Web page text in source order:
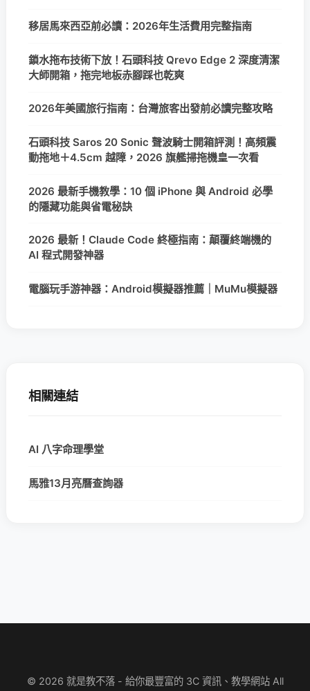
移居馬來西亞前必讀：2026年生活費用完整指南
鎖水拖布技術下放！石頭科技 Qrevo Edge 2 深度清潔
大師開箱，拖完地板赤腳踩也乾爽
2026年美國旅行指南：台灣旅客出發前必讀完整攻略
石頭科技 Saros 20 Sonic 聲波騎士開箱評測！高頻震
動拖地＋4.5cm 越障，2026 旗艦掃拖機皇一次看
2026 最新手機教學：10 個 iPhone 與 Android 必學
的隱藏功能與省電秘訣
2026 最新！Claude Code 終極指南：顛覆終端機的
AI 程式開發神器
電腦玩手游神器：Android模擬器推薦｜MuMu模擬器
相關連結
AI 八字命理學堂
馬雅13月亮曆查詢器
© 2026 就是教不落 - 給你最豐富的 3C 資訊、教學網站 All